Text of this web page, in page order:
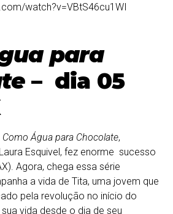
watch?v=VBtS46cu1WI
para
– dia 05
Como Água para Chocolate,
Esquivel, fez enorme sucesso
Agora, chega essa série
a vida de Tita, uma jovem que
pela revolução no início do
vida desde o dia de seu